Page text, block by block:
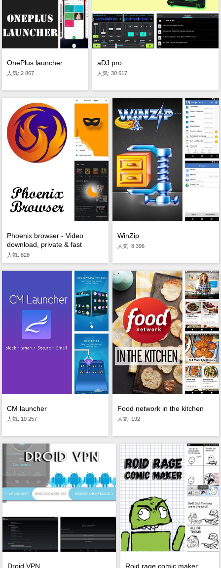
OnePlus launcher
人気: 2 867
aDJ pro
人気: 30 617
Phoenix browser - Video
download, private & fast
人気: 828
WinZip
人気: 8 396
CM launcher
人気: 10 257
Food network in the kitchen
人気: 192
Droid VPN Roid rage comic maker